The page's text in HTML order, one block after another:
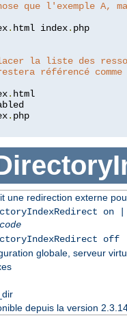
que l'exemple
. html index.
la liste des
référencé
. html
.
une redirection externe
off
globale, serveur
depuis la version